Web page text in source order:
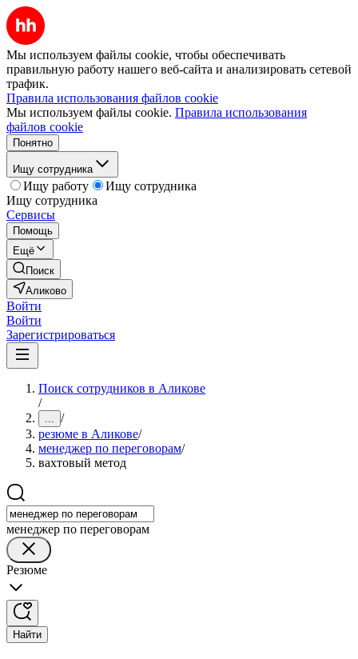
Мы используем файлы cookie, чтобы обеспечивать
правильную работу нашего веб-сайта и анализировать сетевой
трафик.
Правила использования файлов cookie
Мы используем файлы cookie. Правила использования
файлов cookie
Понятно
Ищу сотрудника
Ищу работу
Ищу сотрудника
Ищу сотрудника
Сервисы
Помощь
Ещё
Поиск
Аликово
Войти
Войти
Зарегистрироваться
Поиск сотрудников в Аликове
/
... /
резюме в Аликове/
менеджер по переговорам/
вахтовый метод
менеджер по переговорам
Резюме
Найти